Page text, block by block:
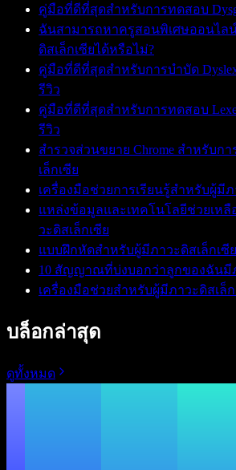
คู่มือที่ดีที่สุดสำหรับการทดสอบ
ฉันสามารถหาครูสอนพิเศษออนไล
ดิสเล็กเซียได้หรือไม่?
คู่มือที่ดีที่สุดสำหรับการบำบัด
รีวิว
คู่มือที่ดีที่สุดสำหรับการทดสอบ
รีวิว
สำรวจส่วนขยาย Chrome สำหรับก
เล็กเซีย
เครื่องมือช่วยการเรียนรู้สำหรับผู้มีภ
แหล่งข้อมูลและเทคโนโลยีช่วยเห
วะดิสเล็กเซีย
แบบฝึกหัดสำหรับผู้มีภาวะดิสเล็กเซีย
10 สัญญาณที่บ่งบอกว่าลูกของฉันมีภ
เครื่องมือช่วยสำหรับผู้มีภาวะดิสเล็
บล็อกล่าสุด
ดูทั้งหมด